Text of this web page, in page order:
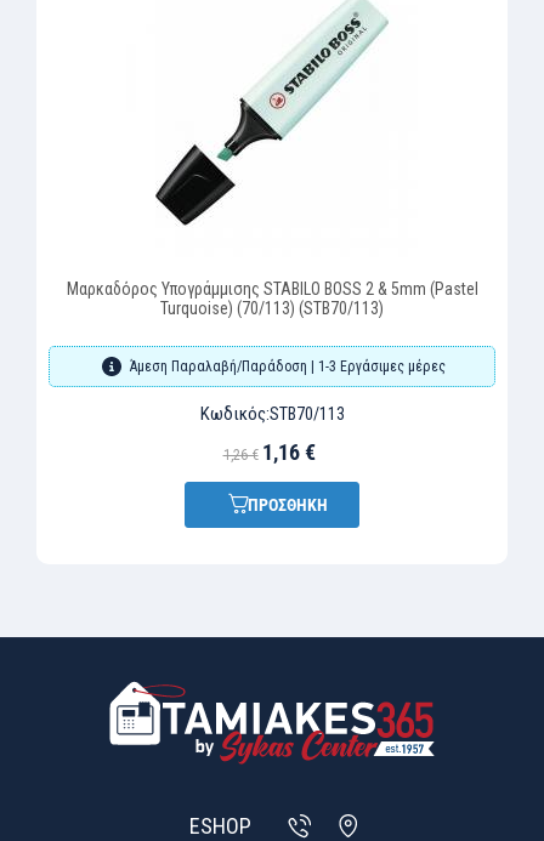
Μαρκαδόρος Υπογράμμισης STABILO BOSS 2 & 5mm (Pastel
Turquoise) (70/113) (STB70/113)
Άμεση Παραλαβή/Παράδοση | 1-3 Εργάσιμες μέρες
Κωδικός:STB70/113
1,26 € 1,16 €
ΠΡΟΣΘΗΚΗ
ESHOP